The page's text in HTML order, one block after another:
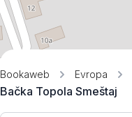
Bookaweb Evropa
Bačka Topola Smeštaj